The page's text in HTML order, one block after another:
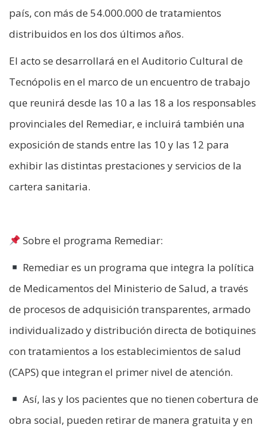
país, con más de 54.000.000 de tratamientos
distribuidos en los dos últimos años.
El acto se desarrollará en el Auditorio Cultural de
Tecnópolis en el marco de un encuentro de trabajo
que reunirá desde las 10 a las 18 a los responsables
provinciales del Remediar, e incluirá también una
exposición de stands entre las 10 y las 12 para
exhibir las distintas prestaciones y servicios de la
cartera sanitaria.
Sobre el programa Remediar:
Remediar es un programa que integra la política
de Medicamentos del Ministerio de Salud, a través
de procesos de adquisición transparentes, armado
individualizado y distribución directa de botiquines
con tratamientos a los establecimientos de salud
(CAPS) que integran el primer nivel de atención.
Así, las y los pacientes que no tienen cobertura de
obra social, pueden retirar de manera gratuita y en